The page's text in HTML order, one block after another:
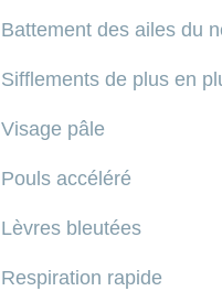
Battement des ailes du
Sifflements de plus en
Visage pâle
Pouls accéléré
Lèvres bleutées
Respiration rapide